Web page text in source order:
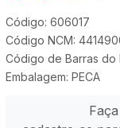
Código: 606017
Código NCM:
Código de Barras do
Embalagem: PECA